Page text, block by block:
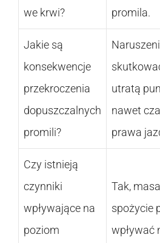
we krwi?
promila.
Jakie są
konsekwencje
przekroczenia
dopuszczalnych
promili?
utratą
nawet
prawa
Czy istnieją
czynniki
wpływające na
poziom
Tak,
spożycie
wpływać